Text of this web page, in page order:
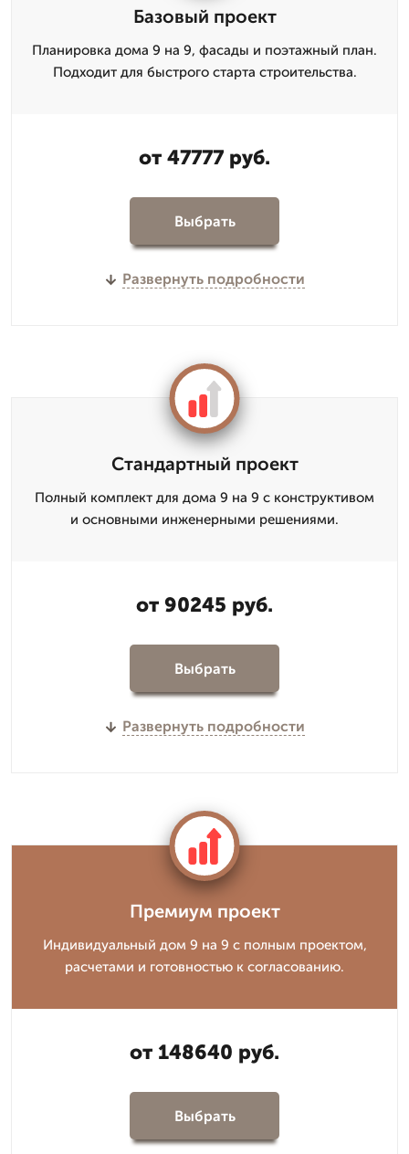
Базовый проект
Планировка дома 9 на 9, фасады и поэтажный план.
Подходит для быстрого старта строительства.
от 47777 руб.
Выбрать
Развернуть подробности
Стандартный проект
Полный комплект для дома 9 на 9 с конструктивом
и основными инженерными решениями.
от 90245 руб.
Выбрать
Развернуть подробности
Премиум проект
Индивидуальный дом 9 на 9 с полным проектом,
расчетами и готовностью к согласованию.
от 148640 руб.
Выбрать